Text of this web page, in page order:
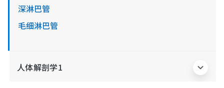
深淋巴管
毛细淋巴管
人体解剖学1